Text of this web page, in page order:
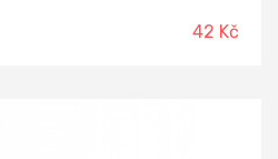
42 Kč